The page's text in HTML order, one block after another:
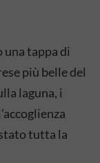
una tappa di
più belle del
laguna, i
tutta la